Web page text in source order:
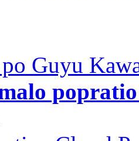
Guyu